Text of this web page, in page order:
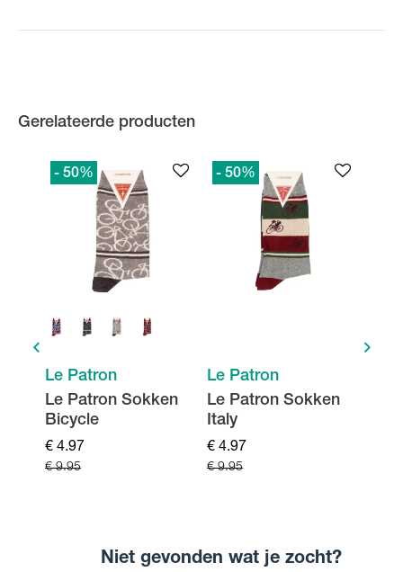
Gerelateerde producten
- 50%
Le Patron
Le Patron Sokken
Bicycle
€ 9.95
€ 4.97
- 50%
Le Patron
Le Patron Sokken
Italy
€ 9.95
€ 4.97
Niet gevonden wat je zocht?